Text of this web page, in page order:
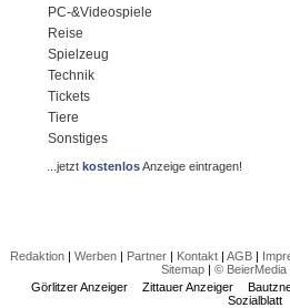
PC-&Videospiele
Reise
Spielzeug
Technik
Tickets
Tiere
Sonstiges
...jetztkostenlosAnzeige eintragen!
Redaktion| Werben| Partner| Kontakt| AGB|
Sitemap| © BeierMedia
Görlitzer Anzeiger
Zittauer Anzeiger
Sozialblatt